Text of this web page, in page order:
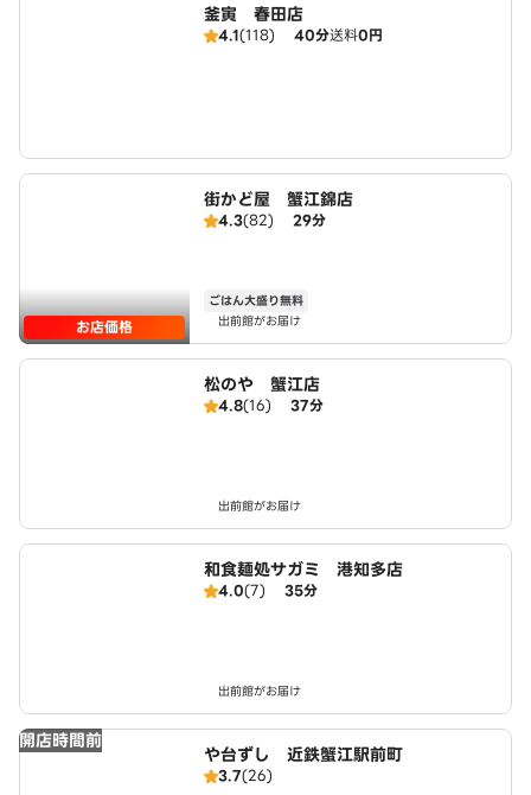
釜寅 春田店
4.1(118) 40分送料0円
お店価格
街かど屋 蟹江錦店
4.3(82) 29分
ごはん大盛り無料
出前館がお届け
松のや 蟹江店
4.8(16) 37分
出前館がお届け
和食麺処サガミ 港知多店
4.0(7) 35分
出前館がお届け
開店時間前
や台ずし 近鉄蟹江駅前町
3.7(26)